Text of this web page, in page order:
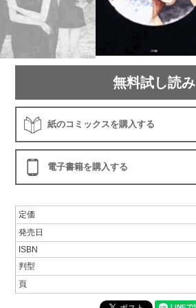
無料試し読み
紙のコミックスを購入する
電子書籍を購入する
定価
発売日
ISBN
判型
頁